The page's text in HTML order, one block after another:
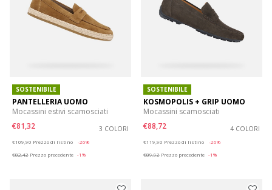
SOSTENIBILE
PANTELLERIA UOMO
Mocassini estivi scamosciati
€81,32
3 COLORI
€109,90 Prezzo di listino
-26%
€82,42 Prezzo precedente -1%
SOSTENIBILE
KOSMOPOLIS + GRIP UOMO
Mocassini scamosciati
€88,72
4 COLORI
€119,90 Prezzo di listino
-26%
€89,92 Prezzo precedente -1%